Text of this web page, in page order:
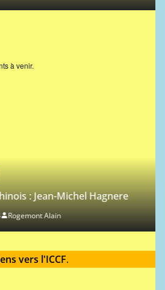
à venir.
Michel Hagnere
Alain
vers l'ICCF.